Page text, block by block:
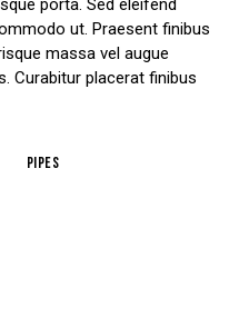
porta. Sed eleifend
ut. Praesent finibus
massa vel augue
Curabitur placerat finibus
pipes